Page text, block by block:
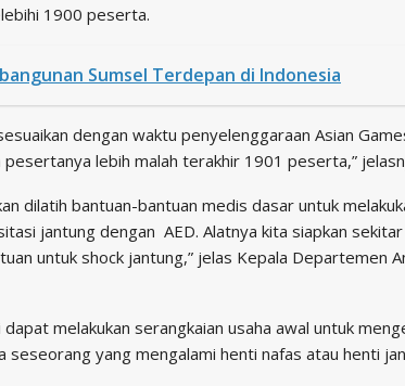
1900 peserta.
Sumsel Terdepan di Indonesia
dengan waktu penyelenggaraan Asian
lebih malah terakhir 1901 peserta,”
dilatih bantuan-bantuan medis dasar untuk
jantung dengan AED. Alatnya kita siapkan
untuk shock jantung,” jelas Kepala Departemen
melakukan serangkaian usaha awal untuk
seseorang yang mengalami henti nafas atau henti